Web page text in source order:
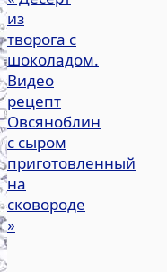
из
творога с
шоколадом.
Видео
рецепт
Овсяноблин
с сыром
приготовленный
на
сковороде
»